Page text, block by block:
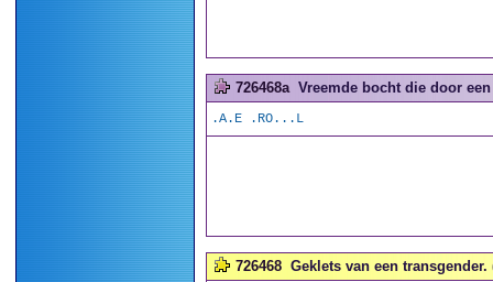
726468a Vreemde bocht die door
.A.E .RO...L
726468 Geklets van een transgender.